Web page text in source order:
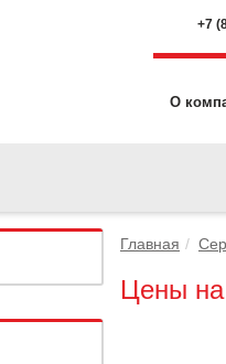
+7
О
Главная
Цены на